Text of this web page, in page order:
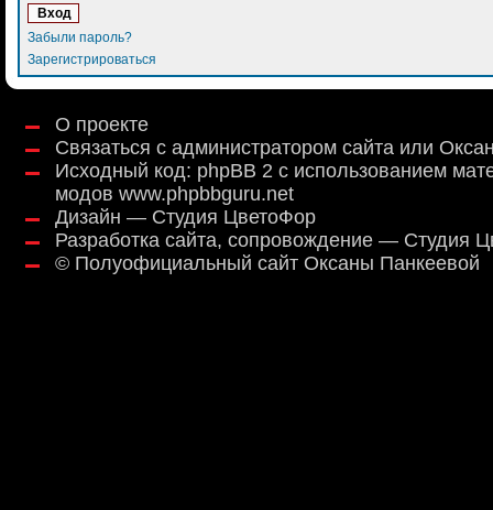
Забыли пароль?
Зарегистрироваться
О проекте
Связаться с администратором сайта или
Исходный код: phpBB 2 с использованием
модов www.phpbbguru.net
Дизайн — Студия ЦветоФор
Разработка сайта, сопровождение — Студия
© Полуофициальный сайт Оксаны Панкеевой